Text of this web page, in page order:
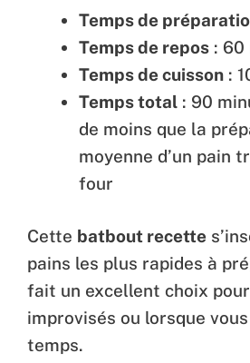
Temps de
Temps de repos : 60
Temps de cuisson :
Temps total : 90
de moins que la
moyenne d’un pain
four
Cette batbout recette
pains les plus rapides à
fait un excellent choix
improvisés ou lorsque
temps.